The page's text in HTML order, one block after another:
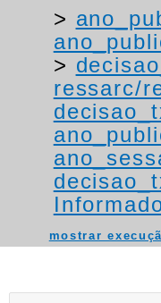
>
>
ressarc/
mostrar